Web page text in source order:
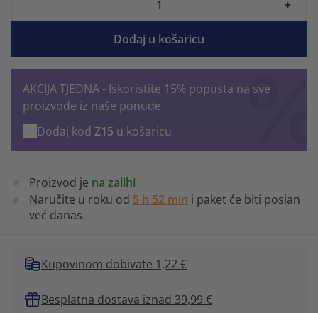
+
Dodaj u košaricu
AKCIJA TJEDNA - Iskoristite 15% popusta na sve
proizvode iz naše ponude.
Dodaj kod Z15 u košaricu
Proizvod je na zalihi
Naručite u roku od 5 h 52 min i paket će biti poslan
već danas.
Kupovinom dobivate 1,22 €
Besplatna dostava iznad 39,99 €